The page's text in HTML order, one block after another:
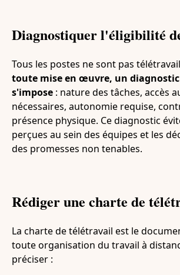
Diagnostiquer l'éligibilité
Tous les postes ne sont pas
toute mise en œuvre, un
s'impose : nature des tâches, accès
nécessaires, autonomie requise,
présence physique. Ce diagnostic
perçues au sein des équipes et les
des promesses non tenables.
Rédiger une charte de
La charte de télétravail est le
toute organisation du travail à
préciser :